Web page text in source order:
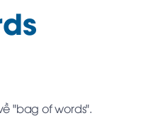
"bag of words".